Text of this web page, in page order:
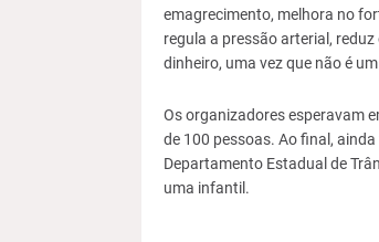
emagrecimento, melhora no
regula a pressão arterial,
dinheiro, uma vez que não é
Os organizadores esperavam
de 100 pessoas. Ao final,
Departamento Estadual de
uma infantil.